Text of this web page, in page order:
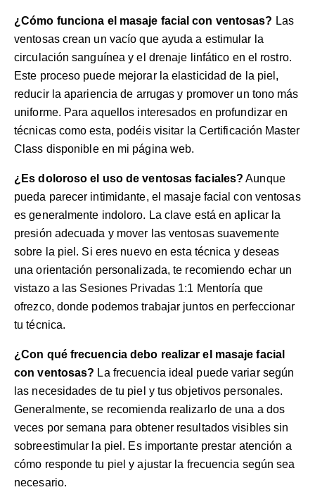
¿Cómo funciona el masaje facial con ventosas? Las
ventosas crean un vacío que ayuda a estimular la
circulación sanguínea y el drenaje linfático en el rostro.
Este proceso puede mejorar la elasticidad de la piel,
reducir la apariencia de arrugas y promover un tono más
uniforme. Para aquellos interesados en profundizar en
técnicas como esta, podéis visitar la Certificación Master
Class disponible en mi página web.
¿Es doloroso el uso de ventosas faciales? Aunque
pueda parecer intimidante, el masaje facial con ventosas
es generalmente indoloro. La clave está en aplicar la
presión adecuada y mover las ventosas suavemente
sobre la piel. Si eres nuevo en esta técnica y deseas
una orientación personalizada, te recomiendo echar un
vistazo a las Sesiones Privadas 1:1 Mentoría que
ofrezco, donde podemos trabajar juntos en perfeccionar
tu técnica.
¿Con qué frecuencia debo realizar el masaje facial
con ventosas? La frecuencia ideal puede variar según
las necesidades de tu piel y tus objetivos personales.
Generalmente, se recomienda realizarlo de una a dos
veces por semana para obtener resultados visibles sin
sobreestimular la piel. Es importante prestar atención a
cómo responde tu piel y ajustar la frecuencia según sea
necesario.